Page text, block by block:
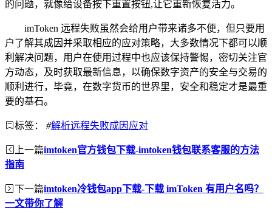
的问题，就像给设备按下重置按钮,让它重新恢复活力。
imToken 远程失败虽然会给用户带来诸多不便，但只要用
户了解其成因并采取相应的应对策略，大多数情况下都可以顺
利解决问题，用户在使用过程中也应该保持警惕，密切关注官
方动态，及时获取最新信息，以确保数字资产的安全与交易的
顺利进行，毕竟，在数字货币的世界里，安全和稳定才是最重
要的基石。
标签： #解析远程失败成因应对
上一篇imtoken官方钱包下载-imtoken钱包联系客服的方法
指南
下一篇imtoken冷钱包app下载-下载 imToken 有用户名吗？
一文带你了解